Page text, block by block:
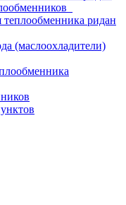
ридан
(маслоохладители)